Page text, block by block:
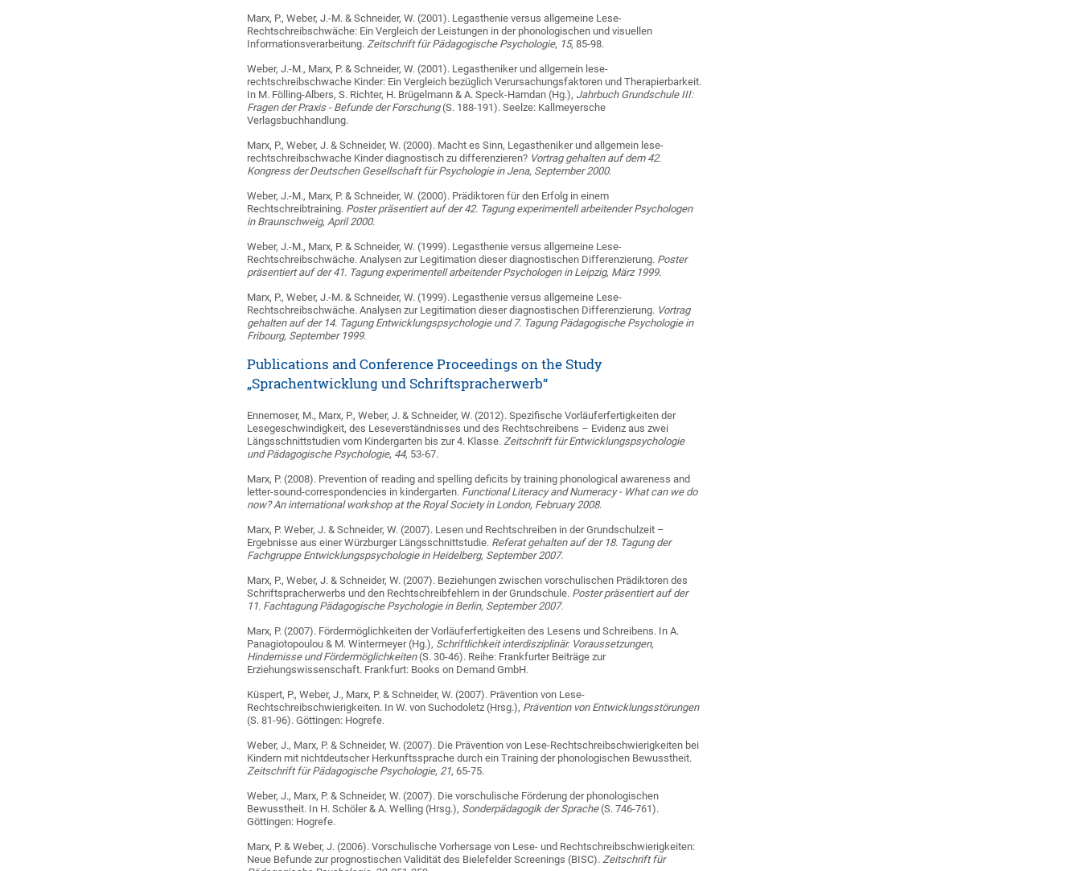
Marx, P., Weber, J.-M. & Schneider, W. (2001). Legasthenie versus allgemeine Lese-
Rechtschreibschwäche: Ein Vergleich der Leistungen in der phonologischen und visuellen
Informationsverarbeitung.Zeitschrift für Pädagogische Psychologie, 15, 85-98.
Weber, J.-M., Marx, P. & Schneider, W. (2001). Legastheniker und allgemein lese-
rechtschreibschwache Kinder: Ein Vergleich bezüglich Verursachungsfaktoren und Therapierbarkeit.
In M. Fölling-Albers, S. Richter, H. Brügelmann & A. Speck-Hamdan (Hg.), Jahrbuch Grundschule III:
Fragen der Praxis - Befunde der Forschung(S. 188-191). Seelze: Kallmeyersche
Verlagsbuchhandlung.
Marx, P., Weber, J. & Schneider, W. (2000). Macht es Sinn, Legastheniker und allgemein lese-
rechtschreibschwache Kinder diagnostisch zu differenzieren? Vortrag gehalten auf dem 42.
Kongress der Deutschen Gesellschaft für Psychologie in Jena, September 2000.
Weber, J.-M., Marx, P. & Schneider, W. (2000). Prädiktoren für den Erfolg in einem
Rechtschreibtraining. Poster präsentiert auf der 42. Tagung experimentell arbeitender Psychologen
in Braunschweig, April 2000.
Weber, J.-M., Marx, P. & Schneider, W. (1999). Legasthenie versus allgemeine Lese-
Rechtschreibschwäche. Analysen zur Legitimation dieser diagnostischen Differenzierung. Poster
präsentiert auf der 41. Tagung experimentell arbeitender Psychologen in Leipzig, März 1999.
Marx, P., Weber, J.-M. & Schneider, W. (1999). Legasthenie versus allgemeine Lese-
Rechtschreibschwäche. Analysen zur Legitimation dieser diagnostischen Differenzierung. Vortrag
gehalten auf der 14. Tagung Entwicklungspsychologie und 7. Tagung Pädagogische Psychologie in
Fribourg, September 1999.
Publications and Conference Proceedings on the Study
„Sprachentwicklung und Schriftspracherwerb“
Ennemoser, M., Marx, P., Weber, J. & Schneider, W. (2012). Spezifische Vorläuferfertigkeiten der
Lesegeschwindigkeit, des Leseverständnisses und des Rechtschreibens – Evidenz aus zwei
Längsschnittstudien vom Kindergarten bis zur 4. Klasse.Zeitschrift für Entwicklungspsychologie
und Pädagogische Psychologie, 44, 53-67.
Marx, P. (2008). Prevention of reading and spelling deficits by training phonological awareness and
letter-sound-correspondencies in kindergarten. Functional Literacy and Numeracy - What can we do
now? An international workshop at the Royal Society in London, February 2008.
Marx, P. Weber, J. & Schneider, W. (2007). Lesen und Rechtschreiben in der Grundschulzeit –
Ergebnisse aus einer Würzburger Längsschnittstudie. Referat gehalten auf der 18. Tagung der
Fachgruppe Entwicklungspsychologie in Heidelberg, September 2007.
Marx, P., Weber, J. & Schneider, W. (2007). Beziehungen zwischen vorschulischen Prädiktoren des
Schriftspracherwerbs und den Rechtschreibfehlern in der Grundschule. Poster präsentiert auf der
11. Fachtagung Pädagogische Psychologie in Berlin, September 2007.
Marx, P. (2007). Fördermöglichkeiten der Vorläuferfertigkeiten des Lesens und Schreibens. In A.
Panagiotopoulou & M. Wintermeyer (Hg.), Schriftlichkeit interdisziplinär. Voraussetzungen,
Hindernisse und Fördermöglichkeiten (S. 30-46). Reihe: Frankfurter Beiträge zur
Erziehungswissenschaft. Frankfurt: Books on Demand GmbH.
Küspert, P., Weber, J., Marx, P. & Schneider, W. (2007). Prävention von Lese-
Rechtschreibschwierigkeiten. In W. von Suchodoletz (Hrsg.), Prävention von Entwicklungsstörungen
(S. 81-96). Göttingen: Hogrefe.
Weber, J., Marx, P. & Schneider, W. (2007). Die Prävention von Lese-Rechtschreibschwierigkeiten bei
Kindern mit nichtdeutscher Herkunftssprache durch ein Training der phonologischen Bewusstheit.
Zeitschrift für Pädagogische Psychologie, 21, 65-75.
Weber, J., Marx, P. & Schneider, W. (2007). Die vorschulische Förderung der phonologischen
Bewusstheit. In H. Schöler & A. Welling (Hrsg.), Sonderpädagogik der Sprache(S. 746-761).
Göttingen: Hogrefe.
Marx, P. & Weber, J. (2006). Vorschulische Vorhersage von Lese- und Rechtschreibschwierigkeiten:
Neue Befunde zur prognostischen Validität des Bielefelder Screenings (BISC).Zeitschrift für